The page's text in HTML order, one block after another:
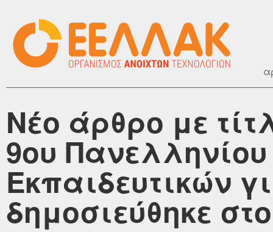
Νέο άρθρο με
9ου
Εκπαιδευτικών
δημοσιεύθηκε